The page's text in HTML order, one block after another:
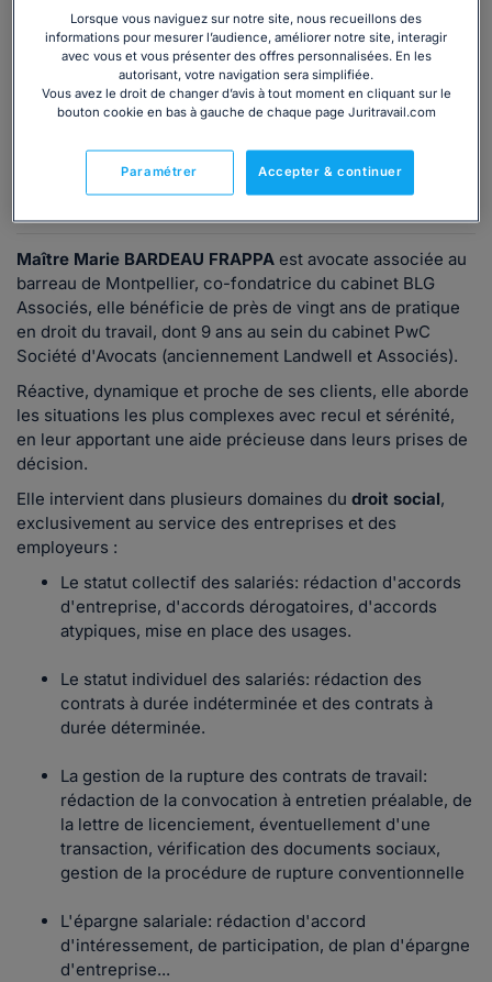
ou appelez le 01 75 75 42 33
(8h à 21h du lundi au
vendredi)
Présentation
Maître Marie BARDEAU FRAPPA est avocate associée au
barreau de Montpellier, co-fondatrice du cabinet BLG
Associés, elle bénéficie de près de vingt ans de pratique
en droit du travail, dont 9 ans au sein du cabinet PwC
Société d'Avocats (anciennement Landwell et Associés).
Réactive, dynamique et proche de ses clients, elle aborde
les situations les plus complexes avec recul et sérénité,
en leur apportant une aide précieuse dans leurs prises de
décision.
Elle intervient dans plusieurs domaines du droit social,
exclusivement au service des entreprises et des
employeurs :
Le statut collectif des salariés: rédaction d'accords
d'entreprise, d'accords dérogatoires, d'accords
atypiques, mise en place des usages.
Le statut individuel des salariés: rédaction des
contrats à durée indéterminée et des contrats à
durée déterminée.
La gestion de la rupture des contrats de travail:
rédaction de la convocation à entretien préalable, de
la lettre de licenciement, éventuellement d'une
transaction, vérification des documents sociaux,
gestion de la procédure de rupture conventionnelle
L'épargne salariale: rédaction d'accord
d'intéressement, de participation, de plan d'épargne
d'entreprise...
Lorsque vous naviguez sur notre site, nous recueillons des
informations pour mesurer l’audience, améliorer notre site, interagir
avec vous et vous présenter des offres personnalisées. En les
autorisant, votre navigation sera simplifiée.
Vous avez le droit de changer d’avis à tout moment en cliquant sur le
bouton cookie en bas à gauche de chaque page Juritravail.com
Accepter & continuer
Paramétrer